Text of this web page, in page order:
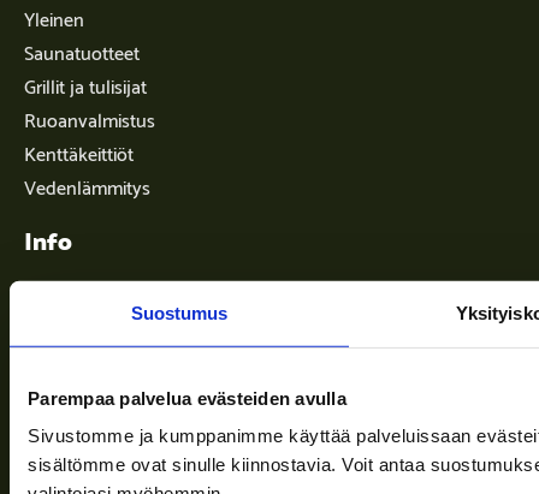
Suostumus
Parempaa palvelua evästeiden avulla
Sivustomme ja kumppanimme käyttää palveluissaan
sisältömme ovat sinulle kiinnostavia. Voit antaa
Yleinen
Saunatuotteet
Grillit ja tulisijat
Ruoanvalmistus
Kenttäkeittiöt
Vedenlämmitys
Info
Toimitusehdot
Yritys
Tuki